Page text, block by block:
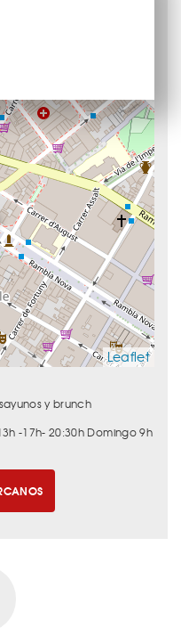
Leaflet
y brunch
-17h- 20:30h Domingo 9h